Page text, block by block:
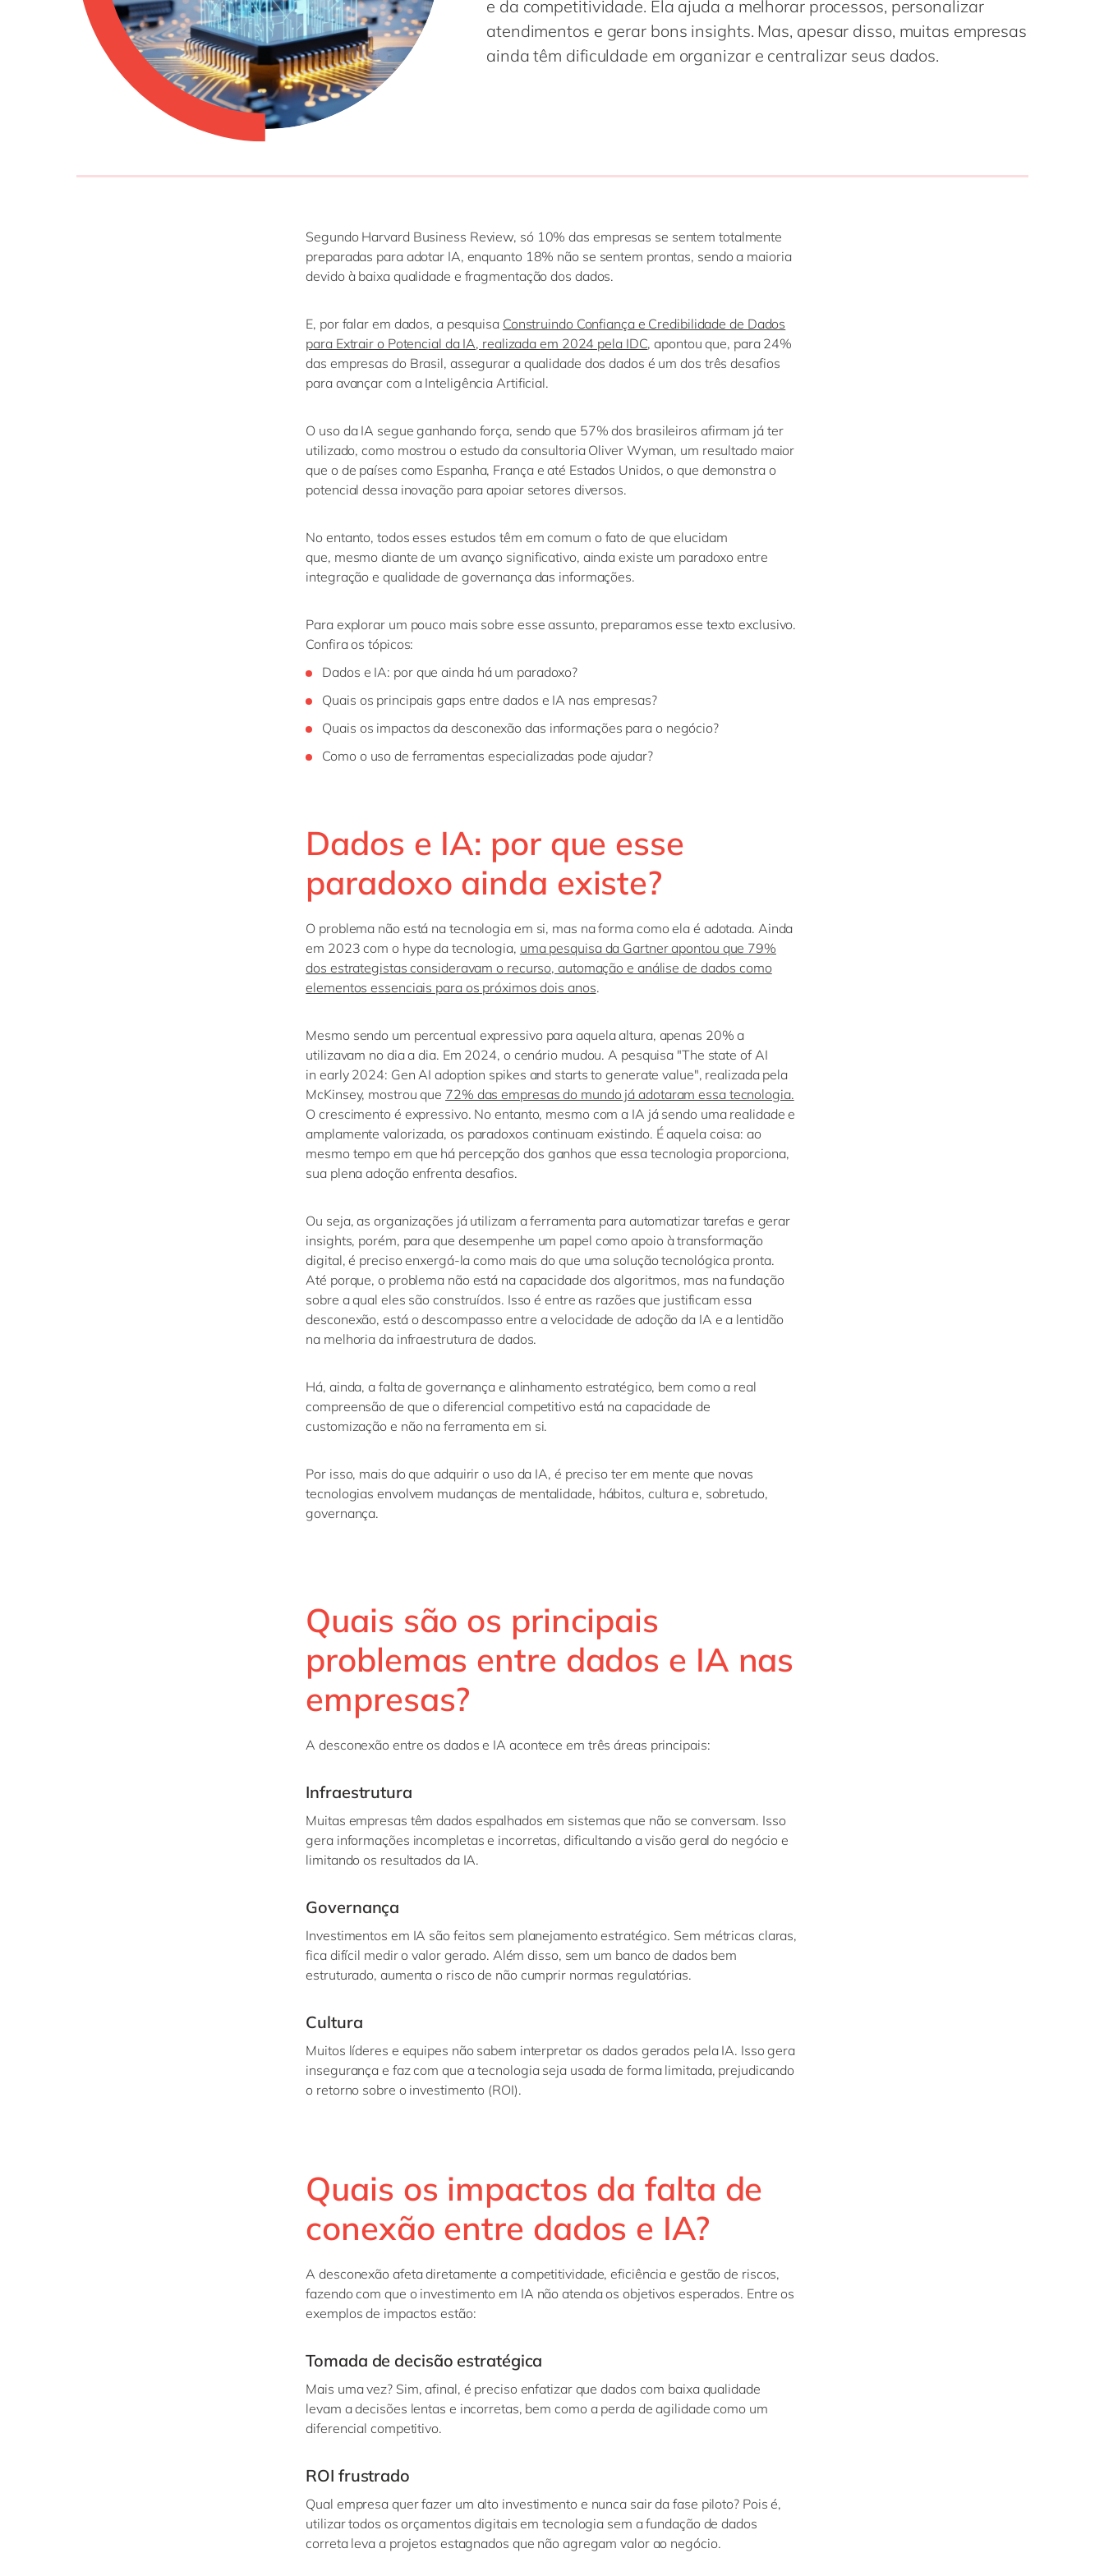
Philippines
Singapore
en
Switzerland
e da competitividade. Ela ajuda a melhorar processos, personalizar
atendimentos e gerar bons insights. Mas, apesar disso, muitas empresas
ainda têm dificuldade em organizar e centralizar seus dados.
Segundo Harvard Business Review, só10% das empresas se sentem totalmente
preparadas para adotar IA, enquanto 18% não se sentem prontas, sendo a maioria
devido à baixa qualidade e fragmentação dos dados.
E, por falar em dados, a pesquisa Construindo Confiança e Credibilidade de Dados
para Extrair o Potencial da IA, realizada em 2024 pela IDC, apontou que, para 24%
das empresas do Brasil, assegurar a qualidade dos dados é um dos três desafios
para avançar com a Inteligência Artificial.
O uso da IA segue ganhando força, sendo que 57% dos brasileiros afirmam já ter
utilizado, como mostrou o estudo da consultoria Oliver Wyman, um resultado maior
que o de países como Espanha, França e até Estados Unidos,oque demonstra o
potencial dessa inovação para apoiar setores diversos.
No entanto, todos esses estudos têm em comum o fato de que elucidam
que, mesmo diante de um avanço significativo, ainda existe um paradoxo entre
integração e qualidade de governança das informações.
Para explorar um pouco mais sobre esse assunto, preparamos esse texto exclusivo.
Confira os tópicos:
Dados e IA: por que ainda há um paradoxo?
Quais os principais gaps entre dados e IA nas empresas?
Quais os impactos da desconexão das informações para o negócio?
Como o uso de ferramentas especializadas pode ajudar?
Dados e IA: por que esse
paradoxo ainda existe?
O problema não está na tecnologia em si, mas na forma como ela é adotada. Ainda
em 2023 com ohype da tecnologia, uma pesquisa da Gartner apontou que 79%
dos estrategistas consideravam o recurso, automação e análise de dados como
elementos essenciais para os próximos dois anos.
Mesmo sendo um percentual expressivo paraaquelaaltura, apenas 20% a
utilizavam no dia a dia. Em 2024, o cenário mudou. A pesquisa "The state ofAI
in early2024: Gen AIadoption spikes and startsto generate value", realizada pela
McKinsey, mostrou que 72% das empresas do mundo já adotaram essa tecnologia.
O crescimento é expressivo. No entanto, mesmo com a IA já sendo uma realidade e
amplamente valorizada, os paradoxos continuam existindo. É aquela coisa: ao
mesmo tempo em que há percepção dos ganhos que essa tecnologia proporciona,
sua plena adoção enfrenta desafios.
Ou seja, as organizações já utilizam a ferramenta para automatizar tarefas e gerar
insights, porém, para que desempenhe um papel como apoio à transformação
digital, é preciso enxergá-lacomo mais do que uma solução tecnológica pronta.
Até porque, o problema não está na capacidade dos algoritmos, mas na fundação
sobre aqual eles são construídos. Isso é entre as razões que justificam essa
desconexão, está o descompasso entre a velocidade de adoção da IA e a lentidão
na melhoria da infraestrutura de dados.
Há, ainda, a falta de governança e alinhamento estratégico, bem como a real
compreensão de que o diferencial competitivo está na capacidade de
customização e não na ferramenta em si.
Por isso, mais do que adquirir o uso da IA, é preciso ter em mente que novas
tecnologias envolvem mudanças de mentalidade, hábitos, cultura e, sobretudo,
governança.
Quais são os principais
problemas entre dados e IA nas
empresas?
A desconexão entre os dados e IA acontece em três áreas principais:
Infraestrutura
Muitas empresas têm dados espalhados em sistemas que não se conversam. Isso
gera informações incompletas e incorretas, dificultando a visão geral do negócio e
limitando os resultados da IA.
Governança
Investimentos em IA são feitos sem planejamento estratégico. Sem métricas claras,
fica difícil medir o valor gerado. Além disso, sem um banco de dados bem
estruturado, aumenta o risco de não cumprir normas regulatórias.
Cultura
Muitos líderes e equipes não sabem interpretar os dados gerados pela IA. Isso gera
insegurança e faz com que a tecnologia seja usada de forma limitada, prejudicando
o retorno sobre o investimento (ROI).
Quais os impactos da falta de
conexão entre dados e IA?
A desconexão afeta diretamente a competitividade, eficiência e gestão de riscos,
fazendo com que o investimento em IA não atendaos objetivos esperados. Entre os
exemplos de impactos estão:
Tomada de decisão estratégica
Mais uma vez? Sim, afinal, é preciso enfatizar que dados com baixa qualidade
levam a decisões lentas e incorretas, bem como a perda de agilidade como um
diferencial competitivo.
ROI frustrado
Qual empresa quer fazer um alto investimento e nunca sair da fase piloto? Pois é,
utilizar todos os orçamentos digitais em tecnologia sem a fundação de dados
correta leva a projetos estagnados que não agregam valor ao negócio.